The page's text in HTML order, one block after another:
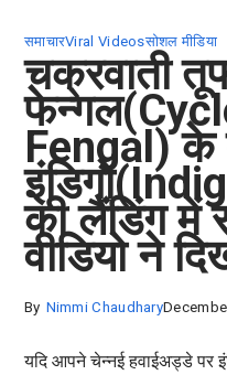
समाचारViral Videosसोशल मीडिया
चक्रवाती
Fengal) के
की लैंडिंग में
वीडियो ने
By Nimmi Chaudhary
यदि आपने चेन्नई हवाईअड्डे पर